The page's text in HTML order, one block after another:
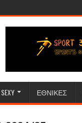
SEXY ΕΘΝΙΚΕΣ